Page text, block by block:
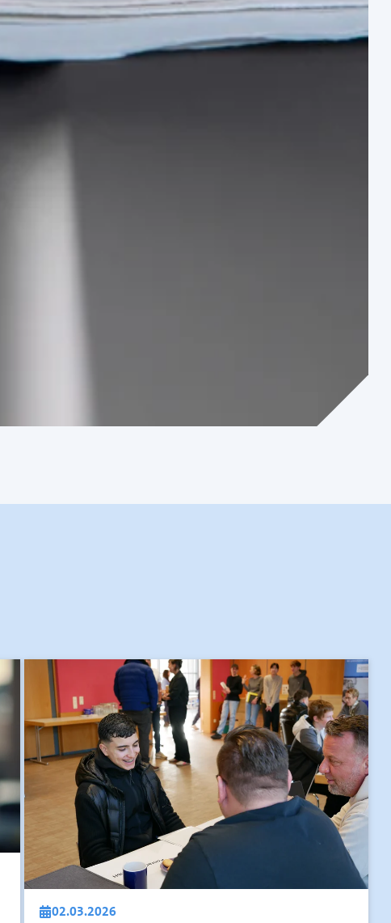
02.03.2026